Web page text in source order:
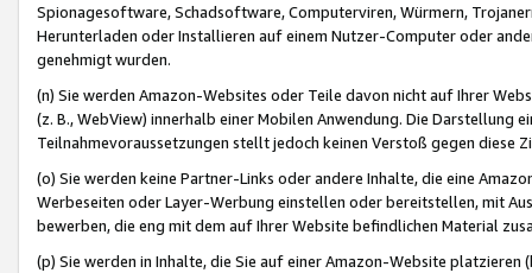
Spionagesoftware, Schadsoftware, Computerviren, Würmern,
Herunterladen oder Installieren auf einem Nutzer-Computer oder
genehmigt wurden.
(n) Sie werden Amazon-Websites oder Teile davon nicht auf Ihrer
(z. B., WebView) innerhalb einer Mobilen Anwendung. Die Darstellung
Teilnahmevoraussetzungen stellt jedoch keinen Verstoß gegen diese
(o) Sie werden keine Partner-Links oder andere Inhalte, die eine
Werbeseiten oder Layer-Werbung einstellen oder bereitstellen, mit
bewerben, die eng mit dem auf Ihrer Website befindlichen Material
(p) Sie werden in Inhalte, die Sie auf einer Amazon-Website